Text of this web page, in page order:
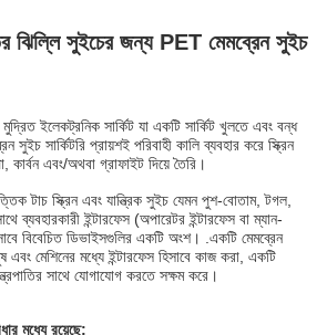
ঝিল্লি সুইচের জন্য PET মেমব্রেন সুইচ
ইলেকট্রনিক সার্কিট যা একটি সার্কিট খুলতে এবং বন্ধ
সুইচ সার্কিটরি প্রায়শই পরিবাহী কালি ব্যবহার করে স্ক্রিন
কার্বন এবং/অথবা গ্রাফাইট দিয়ে তৈরি।
টাচ স্ক্রিন এবং যান্ত্রিক সুইচ যেমন পুশ-বোতাম, টগল,
ব্যবহারকারী ইন্টারফেস (অপারেটর ইন্টারফেস বা ম্যান-
বিবেচিত ডিভাইসগুলির একটি অংশ। .একটি মেমব্রেন
মেশিনের মধ্যে ইন্টারফেস হিসাবে কাজ করা, একটি
সাথে যোগাযোগ করতে সক্ষম করে।
মধ্যে রয়েছে: